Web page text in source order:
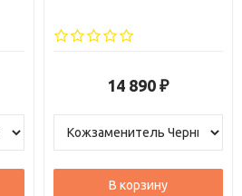
14 890 ₽
В корзину